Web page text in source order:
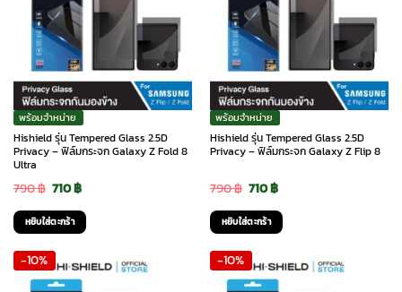
options
may
chosen
on
the
product
page
พร้อมจำหน่าย
Hishield รุ่น Tempered Glass 2.5D
Privacy – ฟิล์มกระจก Galaxy Z Fold 8
Ultra
790฿ Original
price
was:
790 ฿.
710฿Current
price
is:
710 ฿.
หยิบใส่ตะกร้า
พร้อมจำหน่าย
Hishield รุ่น Tempered Glass 2.5D
Privacy – ฟิล์มกระจก Galaxy Z Flip 8
790฿ Original
price
was:
790 ฿.
710฿Current
price
is:
710 ฿.
หยิบใส่ตะกร้า
-10% -10%